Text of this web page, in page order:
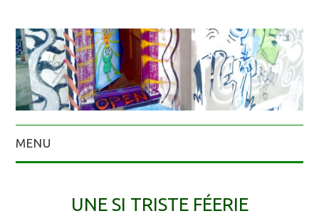
MENU
UNE SI TRISTE FÉERIE